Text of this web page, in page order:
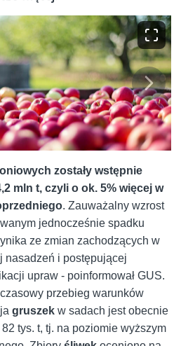
zostały wstępnie
mln t, czyli o ok. 5% więcej w
. Zauważalny wzrost
jednocześnie spadku
ze zmian zachodzących w
nasadzeń i postępującej
upraw - poinformował GUS.
przebieg warunków
gruszek w sadach jest obecnie
tys. t, tj. na poziomie wyższym